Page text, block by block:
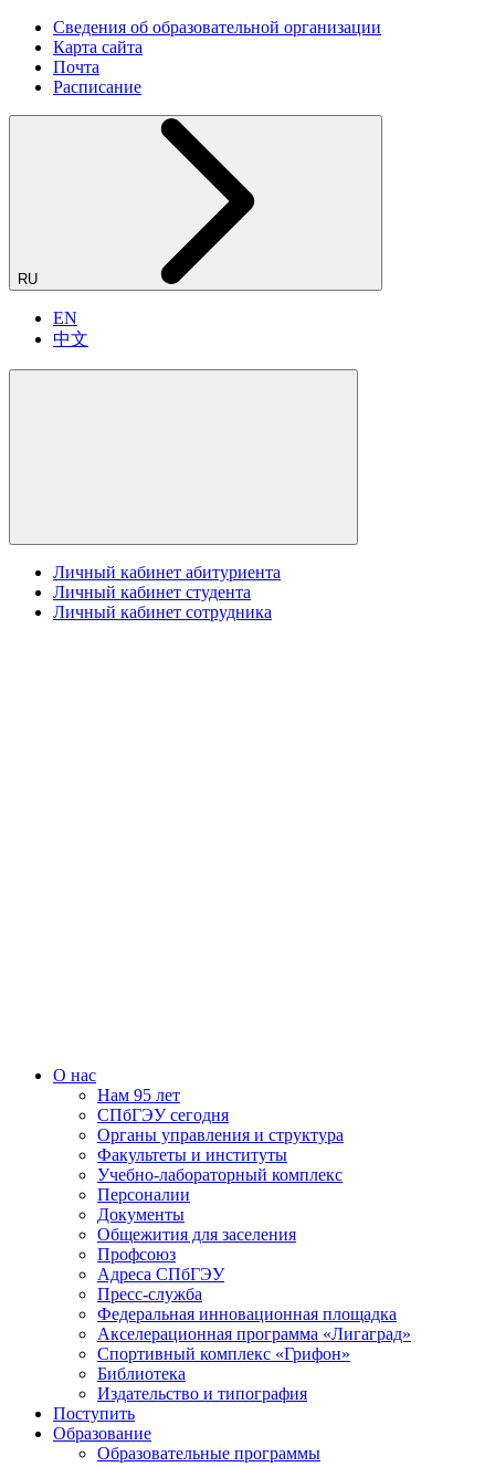
Сведения об образовательной организации
Карта сайта
Почта
Расписание
RU
EN
中文
Личный кабинет абитуриента
Личный кабинет студента
Личный кабинет сотрудника
О нас
Нам 95 лет
СПбГЭУ сегодня
Органы управления и структура
Факультеты и институты
Учебно-лабораторный комплекс
Персоналии
Документы
Общежития для заселения
Профсоюз
Адреса СПбГЭУ
Пресс-служба
Федеральная инновационная площадка
Акселерационная программа «Лигаград»­­
Спортивный комплекс «Грифон»
Библиотека
Издательство и типография
Поступить
Образование
Образовательные программы